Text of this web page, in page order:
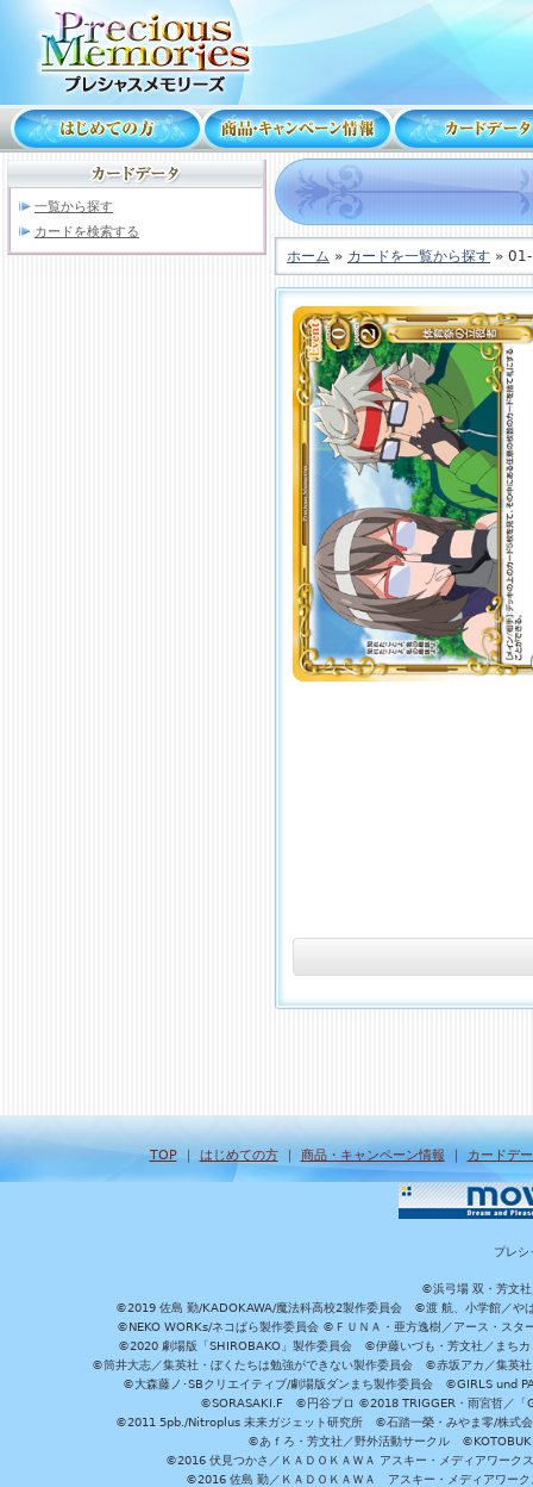
一覧から探す
カードを検索する
ホーム » カードを一覧から探す »
TOP｜ はじめての方｜ 商品・キャンペーン情報 ｜ カードデ
プレシ
©浜弓場 双・芳文社
©2019 佐島 勤/KADOKAWA/魔法科高校2製作委員会 ©渡 航、小学館／や
©NEKO WORKs/ネコぱら製作委員会 ©ＦＵＮＡ・亜方逸樹／アース・ス
©2020 劇場版「SHIROBAKO」製作委員会 ©伊藤いづも・芳文社／まち
©筒井大志／集英社・ぼくたちは勉強ができない製作委員会 ©赤坂アカ／集英
©大森藤ノ･SBクリエイティブ/劇場版ダンまち製作委員会 ©GIRLS und
©SORASAKI.F ©円谷プロ ©2018 TRIGGER・雨宮哲／
©2011 5pb./Nitroplus 未来ガジェット研究所 ©石踏一榮・みやま零/株式
©あｆろ・芳文社／野外活動サークル
©2016 伏見つかさ／ＫＡＤＯＫＡＷＡ アスキー・メディアワー
©2016 佐島 勤／ＫＡＤＯＫＡＷＡ アスキー・メディアワ